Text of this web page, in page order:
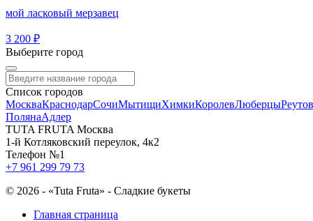
мой ласковый мерзавец
3 200 ₽
Выберите город
Список городов
МоскваКраснодарСочиМытищиХимкиКоролевЛюберцыРеутов
ПолянаАдлер
TUTA FRUTA Москва
1-й Котляковский переулок, 4к2
Телефон №1
+7 961 299 79 73
© 2026 - «Tuta Fruta» - Сладкие букеты
Главная страница